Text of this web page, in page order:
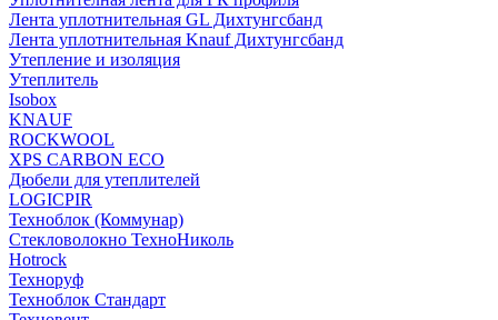
Лента уплотнительная GL Дихтунгсбанд
Лента уплотнительная Knauf Дихтунгсбанд
Утепление и изоляция
Утеплитель
Isobox
KNAUF
ROCKWOOL
XPS CARBON ECO
Дюбели для утеплителей
LOGICPIR
Техноблок (Коммунар)
Стекловолокно ТехноНиколь
Hotrock
Технoруф
Техноблок Стандарт